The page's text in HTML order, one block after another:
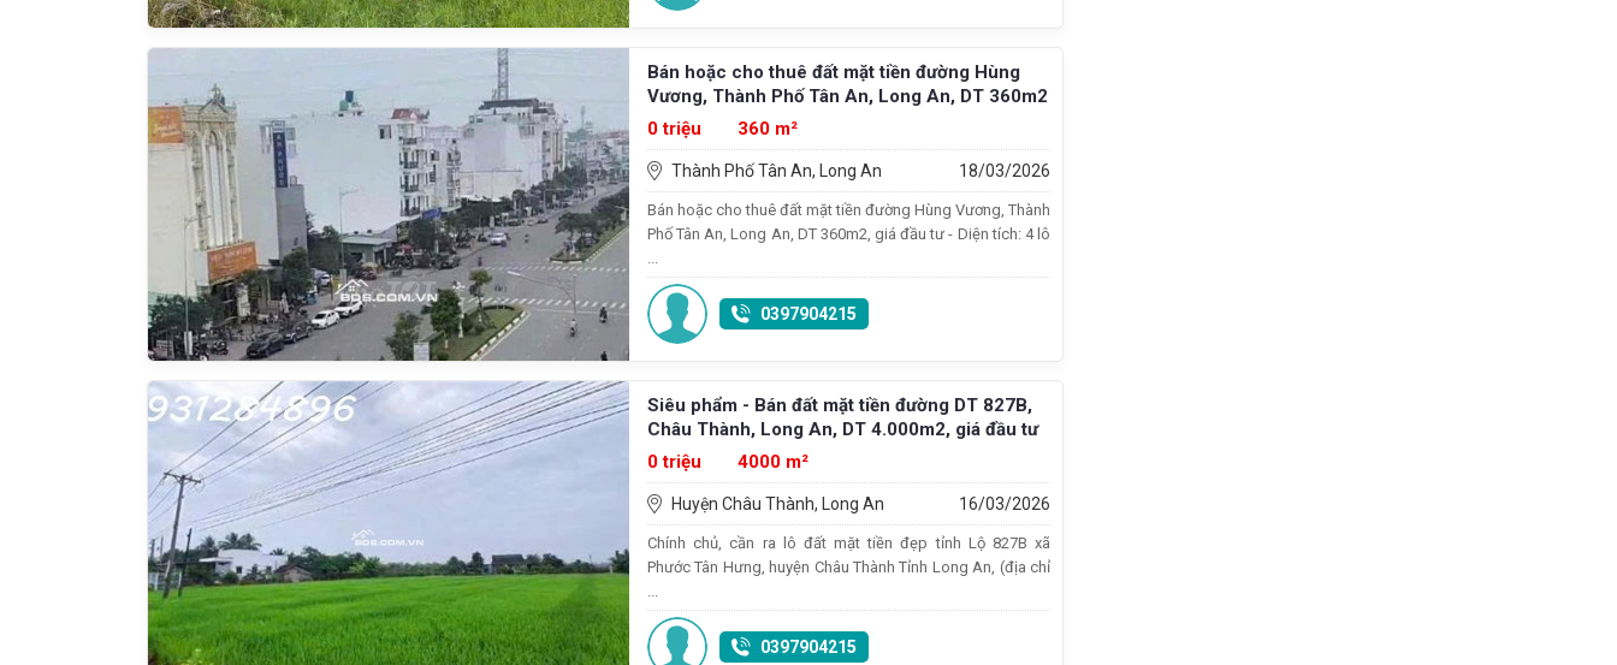
Bán hoặc cho thuê đất mặt tiền đường Hùng
Vương, Thành Phố Tân An, Long An, DT 360m2
0 triệu
360 m²
Thành Phố Tân An, Long An 18/03/2026
Bán hoặc cho thuê đất mặt tiền đường Hùng Vương, Thành
Phố Tân An, Long An, DT 360m2, giá đầu tư - Diện tích: 4 lô
...
0397904215
Siêu phẩm - Bán đất mặt tiền đường DT 827B,
Châu Thành, Long An, DT 4.000m2, giá đầu tư
0 triệu
4000 m²
Huyện Châu Thành, Long An 16/03/2026
Chính chủ, cần ra lô đất mặt tiền đẹp tỉnh Lộ 827B xã
Phước Tân Hưng, huyện Châu Thành Tỉnh Long An, (địa chỉ
...
0397904215